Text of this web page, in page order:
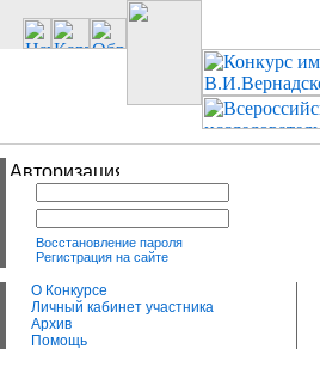
Восстановление пароля
Регистрация на сайте
О Конкурсе
Личный кабинет участника
Архив
Помощь